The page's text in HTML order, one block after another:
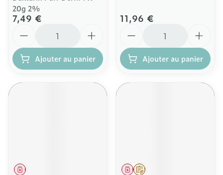
20g 2%
7,49 €
Ajouter au panier
11,96 €
Ajouter au panier
Médicament Sur prescription
Médicament